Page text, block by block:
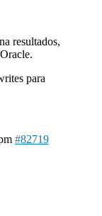
resultados,
para
#82719